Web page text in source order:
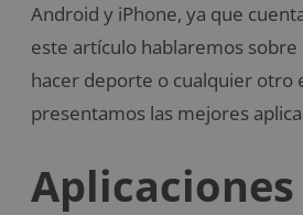
Android y iPhone, ya que
este artículo hablaremos sobre
hacer deporte o cualquier otro
presentamos las mejores